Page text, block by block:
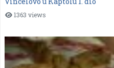
1363 views